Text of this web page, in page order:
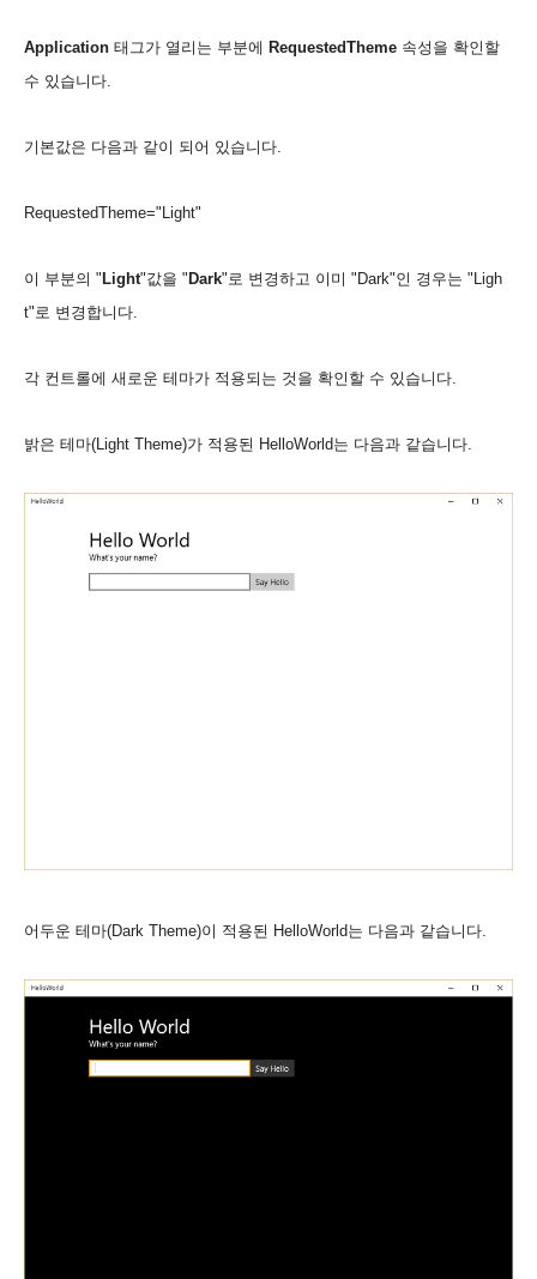
Application 태그가 열리는 부분에 RequestedTheme 속성을 확인할
수 있습니다.
기본값은 다음과 같이 되어 있습니다.
RequestedTheme="Light"
이 부분의 " Light"값을 " Dark"로 변경하고 이 미 " Dark"인 경우는 " Ligh
t"로 변경합니다.
각 컨트롤에 새로운 테마가 적용되는 것을 확인할 수 있습니다.
밝은 테마(Light Theme)가 적용된 HelloWorld는 다음과 같습니다.
어두운 테마(Dark Theme)이 적용된 HelloWorld는 다음과 같습니다.